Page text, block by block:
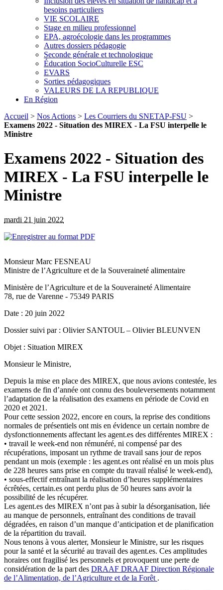
besoins particuliers
VIE SCOLAIRE
Stage en milieu professionnel
EPA, agroécologie dans les programmes
Autres dossiers pédagogie
Seconde générale et technologique
Éducation SocioCulturelle ESC
EVARS
Sorties pédagogiques
VALEURS DE LA REPUBLIQUE
En Région
Accueil > Nos Actions > Les Courriers du SNETAP-FSU >
Examens 2022 - Situation des MIREX - La FSU interpelle le
Ministre
Examens 2022 - Situation des
MIREX - La FSU interpelle le
Ministre
mardi 21 juin 2022
Monsieur Marc FESNEAU
Ministre de l’Agriculture et de la Souveraineté alimentaire
Ministère de l’Agriculture et de la Souveraineté Alimentaire
78, rue de Varenne - 75349 PARIS
Date : 20 juin 2022
Dossier suivi par : Olivier SANTOUL – Olivier BLEUNVEN
Objet : Situation MIREX
Monsieur le Ministre,
Depuis la mise en place des MIREX, que nous avions contestée, les
examens de fin d’année ont connu des bouleversements notamment
l’adaptation de la réalisation des examens en période de Covid en
2020 et 2021.
Pour cette session 2022, encore en cours, la reprise des conditions
normales de présentiels ont mis en évidence un certain nombre de
dysfonctionnements affectant les agent.es des différentes MIREX :
• travail le week-end non rémunéré, ni compensé par des
récupérations, imposant un rythme de travail sans jour de repos
pendant un mois (exemple : les agent.es ont réalisé en un mois plus
de 228 heures sans prise en compte du travail réalisé le week-end),
• sous-effectif entraînant la réalisation d’heures supplémentaires
écrêtées, certain.es ont perdu plus de 50 heures sans avoir la
possibilité de les récupérer.
Les agent.es des MIREX n’ont pas à subir la désorganisation, liée
au manque de personnels, entraînant des conditions de travail
dégradées, en raison d’un manque d’anticipation et de planification
de la répartition du travail.
Nous tenons à vous alerter, Monsieur le Ministre, sur les risques
pour la santé et la sécurité au travail des agent.es. Ces amplitudes
horaires ont fragilisé les personnels et provoquent une perte de
considération de la part des DRAAF DRAAF Direction Régionale
de l’Alimentation, de l’Agriculture et de la Forêt .